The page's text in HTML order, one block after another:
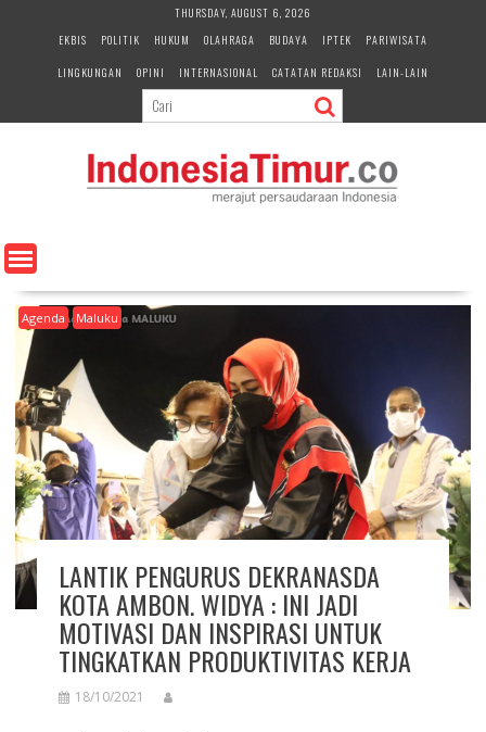
e
n
THURSDAY, AUGUST 6, 2026
EKBIS
POLITIK HUKUM OLAHRAGA BUDAYA IPTEK
PARIWISATA
LINGKUNGAN
OPINI INTERNASIONAL CATATAN REDAKSI LAIN-LAIN
Agenda Maluku
LANTIK PENGURUS DEKRANASDA
KOTA AMBON. WIDYA : INI JADI
MOTIVASI DAN INSPIRASI UNTUK
TINGKATKAN PRODUKTIVITAS KERJA
18/10/2021